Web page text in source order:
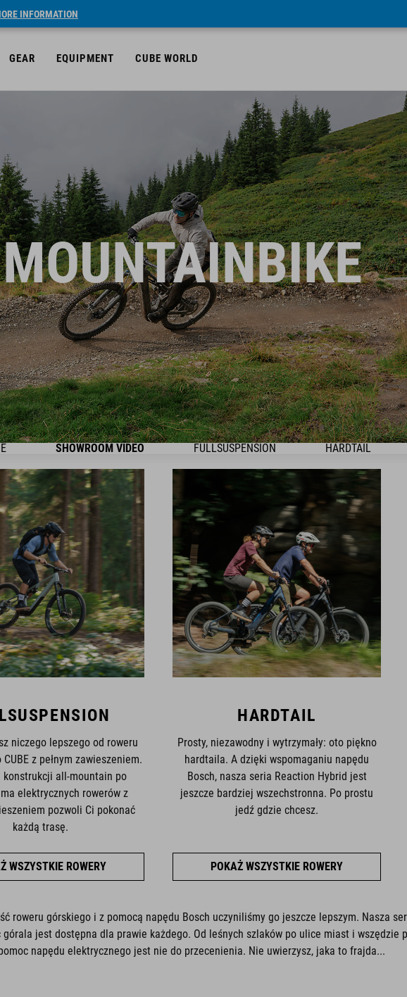
INFORMATION
GEAR EQUIPMENT CUBE WORLD
SHOWROOM VIDEO FULLSUSPENSION HARDTAIL
niczego lepszego od roweru
z pełnym zawieszeniem.
konstrukcji all-mountain po
elektrycznych rowerów z
pozwoli Ci pokonać
każdą trasę.
WSZYSTKIE ROWERY
HARDTAIL
Prosty, niezawodny i wytrzymały: oto piękno
hardtaila. A dzięki wspomaganiu napędu
Bosch, nasza seria Reaction Hybrid jest
jeszcze bardziej wszechstronna. Po prostu
jedź gdzie chcesz.
POKAŻ WSZYSTKIE ROWERY
roweru górskiego i z pomocą napędu Bosch uczyniliśmy go jeszcze lepszym. Nasza
górala jest dostępna dla prawie każdego. Od leśnych szlaków po ulice miast i wszędzie
napędu elektrycznego jest nie do przecenienia. Nie uwierzysz, jaka to frajda...